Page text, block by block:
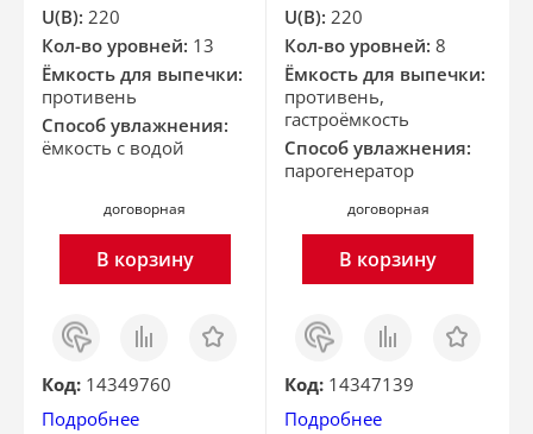
U(В): 220
Кол-во уровней: 13
Ёмкость для выпечки:
противень
Способ увлажнения:
ёмкость с водой
договорная
В корзину
Заказ
в 1
клик
Сравнить Отложить
Код: 14349760
Подробнее
U(В): 220
Кол-во уровней: 8
Ёмкость для выпечки:
противень,
гастроёмкость
Способ увлажнения:
парогенератор
договорная
В корзину
Заказ
в 1
клик
Сравнить Отложить
Код: 14347139
Подробнее